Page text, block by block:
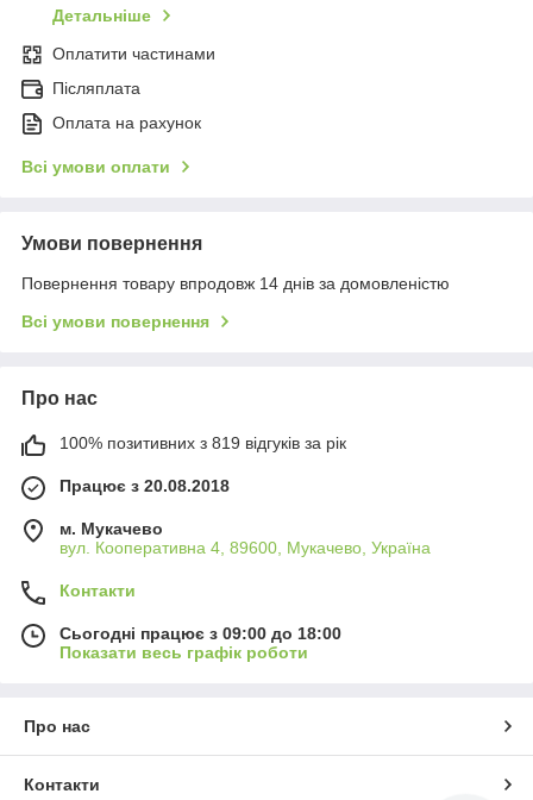
Детальніше
Оплатити частинами
Післяплата
Оплата на рахунок
Всі умови оплати
Умови повернення
Повернення товару впродовж 14 днів за домовленістю
Всі умови повернення
Про нас
100% позитивних з 819 відгуків за рік
Працює з 20.08.2018
м. Мукачево
вул. Кооперативна 4, 89600, Мукачево, Україна
Контакти
Сьогодні працює з 09:00 до 18:00
Показати весь графік роботи
Про нас
Контакти